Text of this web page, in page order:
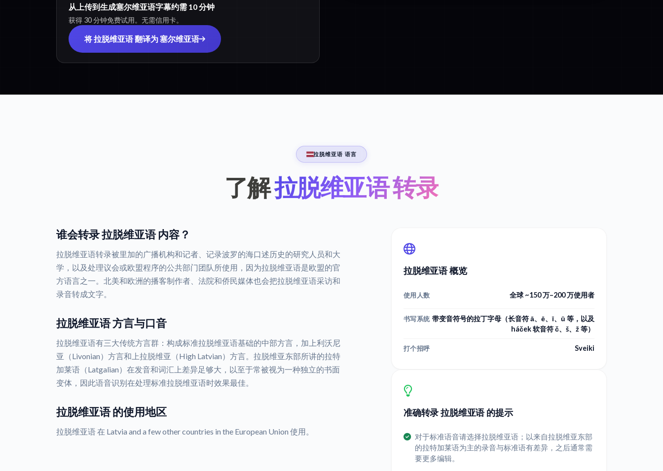
从上传到生成塞尔维亚语字幕约需 10 分钟
获得 30 分钟免费试用。无需信用卡。
将 拉脱维亚语 翻译为 塞尔维亚语
拉脱维亚语 语言
了解拉脱维亚语 转录
谁会转录 拉脱维亚语 内容？
拉脱维亚语转录被里加的广播机构和记者、记录波罗的海口述历史的研究人员和大
学，以及处理议会或欧盟程序的公共部门团队所使用，因为拉脱维亚语是欧盟的官
方语言之一。北美和欧洲的播客制作者、法院和侨民媒体也会把拉脱维亚语采访和
录音转成文字。
拉脱维亚语 方言与口音
拉脱维亚语有三大传统方言群：构成标准拉脱维亚语基础的中部方言，加上利沃尼
亚（Livonian）方言和上拉脱维亚（High Latvian）方言。拉脱维亚东部所讲的拉特
加莱语（Latgalian）在发音和词汇上差异足够大，以至于常被视为一种独立的书面
变体，因此语音识别在处理标准拉脱维亚语时效果最佳。
拉脱维亚语 的使用地区
拉脱维亚语 在 Latvia and a few other countries in the European Union 使用。
拉脱维亚语 概览
使用人数 全球 ~150 万–200 万使用者
书写系统 带变音符号的拉丁字母（长音符 ā、ē、ī、ū 等，以及
háček 软音符 č、š、ž 等）
打个招呼 Sveiki
准确转录 拉脱维亚语 的提示
对于标准语音请选择拉脱维亚语；以来自拉脱维亚东部
的拉特加莱语为主的录音与标准语有差异，之后通常需
要更多编辑。